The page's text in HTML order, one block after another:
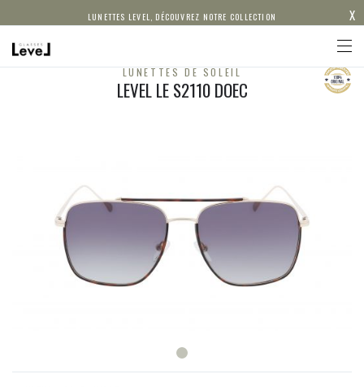
LUNETTES LEVEL, DÉCOUVREZ NOTRE COLLECTION X
LUNETTES DE SOLEIL
LEVEL LE S2110 DOEC